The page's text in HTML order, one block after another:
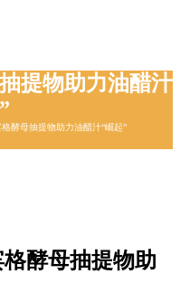
提物助力油醋汁
酵母抽提物助力油醋汁“崛起”
酵母抽提物助